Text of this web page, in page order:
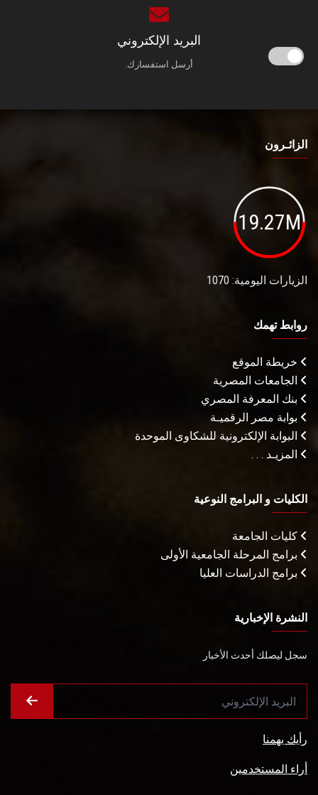
البريد الإلكتروني
أرسل استفسارك.
الزائـرون
19.27M
الزيارات اليومية: 1070
روابط تهمك
خريطة الموقع
الجامعات المصرية
بنك المعرفة المصري
بوابة مصر الرقميـة
البوابة الإلكترونية للشكاوى الموحدة
المزيـد . . .
الكليات و البرامج النوعية
كليات الجامعة
برامج المرحلة الجامعية الأولى
برامج الدراسات العليا
النشرة الإخبارية
سجل ليصلك أحدث الأخبار
رأيك يهمنا
أراء المستخدمين